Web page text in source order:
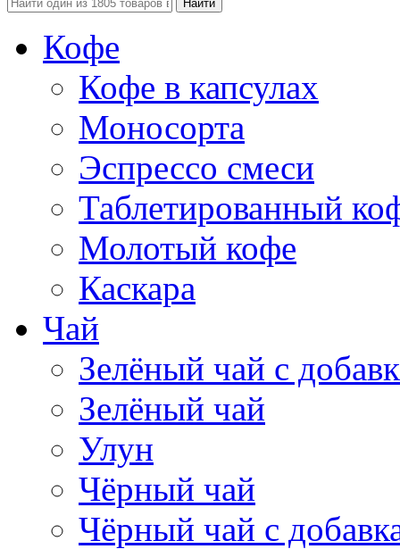
Кофе
Кофе в капсулах
Моносорта
Эспрессо смеси
Таблетированный
Молотый кофе
Каскара
Чай
Зелёный чай с
Зелёный чай
Улун
Чёрный чай
Чёрный чай с